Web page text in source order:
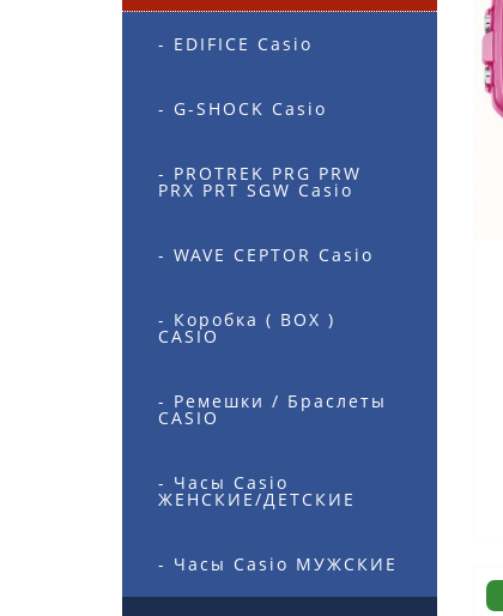
- EDIFICE Casio
- G-SHOCK Casio
- PROTREK PRG PRW
PRX PRT SGW Casio
- WAVE CEPTOR Casio
- Коробка ( BOX )
CASIO
- Ремешки / Браслеты
CASIO
- Часы Casio
ЖЕНСКИЕ/ДЕТСКИЕ
- Часы Casio МУЖСКИЕ